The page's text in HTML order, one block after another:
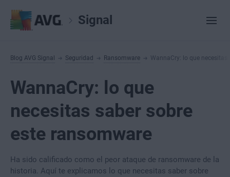
Signal
Blog AVG Signal Seguridad Ransomware WannaCry: lo que
WannaCry: lo que
necesitas saber sobre
este ransomware
Ha sido calificado como el peor ataque de ransomware de la
historia. Aquí te explicamos lo que necesitas saber sobre